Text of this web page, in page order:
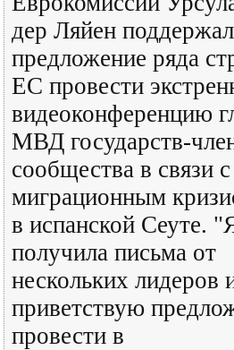
дер Ляйен
предложение ряда
ЕС провести
видеоконференцию
МВД государств-
сообщества в связи с
миграционным
в испанской Сеуте.
получила письма от
нескольких лидеров
приветствую
провести в